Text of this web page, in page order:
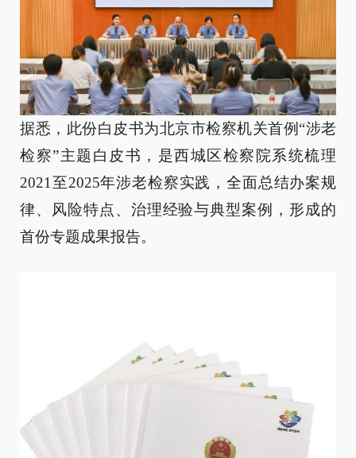
据悉，此份白皮书为北京市检察机关首例“涉老
检察”主题白皮书，是西城区检察院系统梳理
2021至2025年涉老检察实践，全面总结办案规
律、风险特点、治理经验与典型案例，形成的
首份专题成果报告。